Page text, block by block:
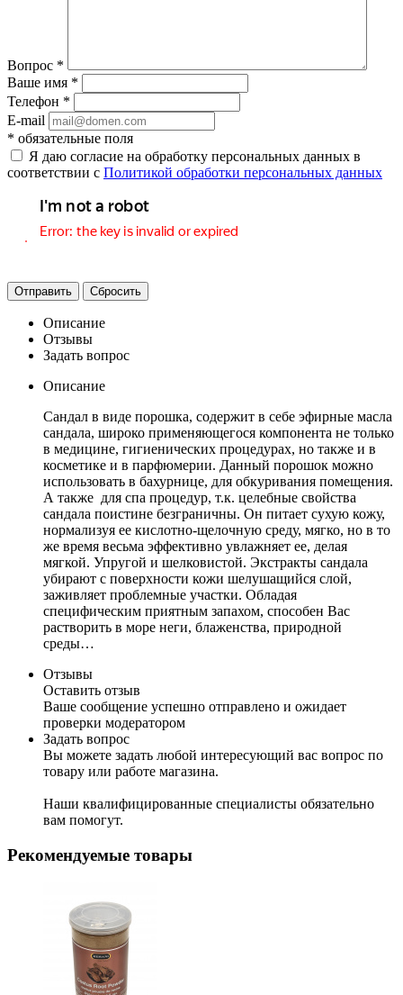
Вопрос *
Ваше имя *
Телефон *
E-mail
* обязательные поля
Я даю согласие на обработку персональных данных в
соответствии с Политикой обработки персональных данных
Отправить Сбросить
Описание
Отзывы
Задать вопрос
Описание
Сандал в виде порошка, содержит в себе эфирные масла
сандала, широко применяющегося компонента не только
в медицине, гигиенических процедурах, но также и в
косметике и в парфюмерии. Данный порошок можно
использовать в бахурнице, для обкуривания помещения.
А также для спа процедур, т.к. целебные свойства
сандала поистине безграничны. Он питает сухую кожу,
нормализуя ее кислотно-щелочную среду, мягко, но в то
же время весьма эффективно увлажняет ее, делая
мягкой. Упругой и шелковистой. Экстракты сандала
убирают с поверхности кожи шелушащийся слой,
заживляет проблемные участки. Обладая
специфическим приятным запахом, способен Вас
растворить в море неги, блаженства, природной
среды…
Отзывы
Оставить отзыв
Ваше сообщение успешно отправлено и ожидает
проверки модератором
Задать вопрос
Вы можете задать любой интересующий вас вопрос по
товару или работе магазина.
Наши квалифицированные специалисты обязательно
вам помогут.
Рекомендуемые товары